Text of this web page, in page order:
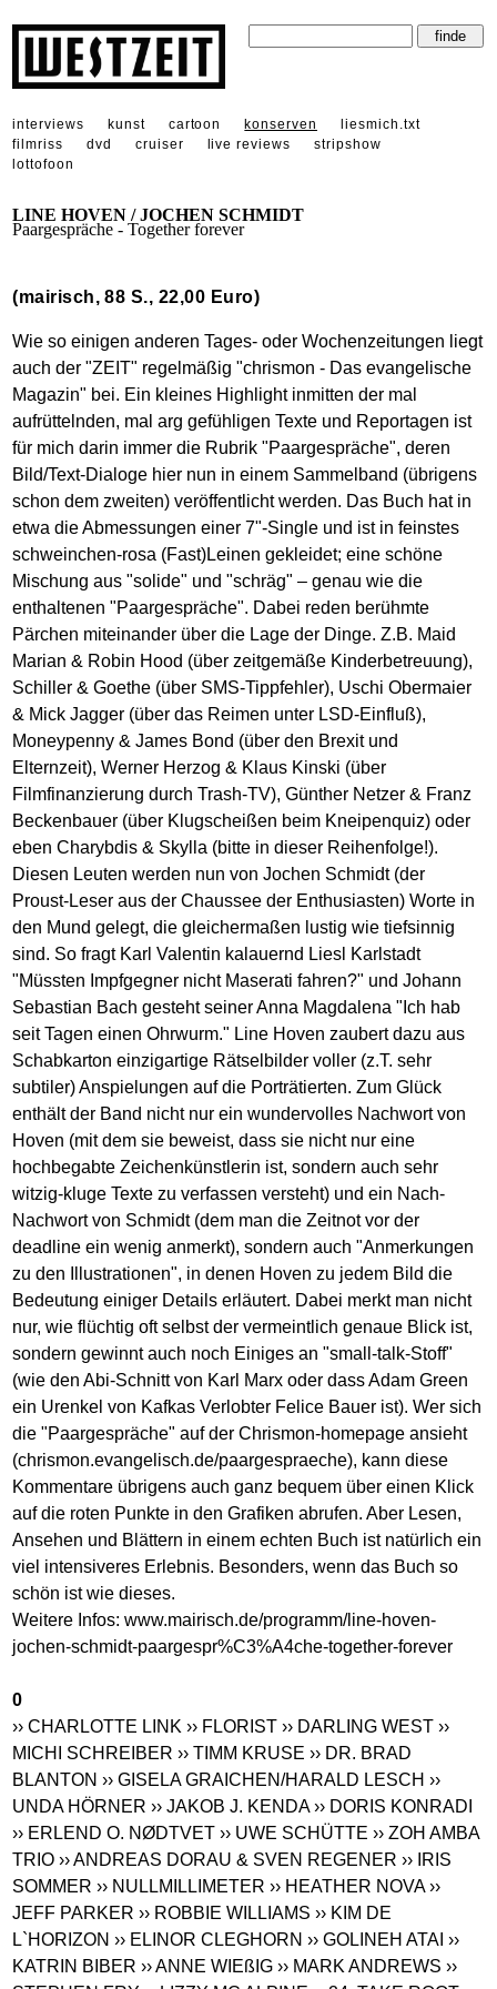
interviews kunst cartoon konserven
liesmich.txt
filmriss
dvd cruiser live reviews
stripshow
lottofoon
LINE HOVEN / JOCHEN SCHMIDT
Paargespräche - Together forever
(mairisch, 88 S., 22,00 Euro)
Wie so einigen anderen Tages- oder Wochenzeitungen liegt
auch der "ZEIT" regelmäßig "chrismon - Das evangelische
Magazin" bei. Ein kleines Highlight inmitten der mal
aufrüttelnden, mal arg gefühligen Texte und Reportagen ist
für mich darin immer die Rubrik "Paargespräche", deren
Bild/Text-Dialoge hier nun in einem Sammelband (übrigens
schon dem zweiten) veröffentlicht werden. Das Buch hat in
etwa die Abmessungen einer 7"-Single und ist in feinstes
schweinchen-rosa (Fast)Leinen gekleidet; eine schöne
Mischung aus "solide" und "schräg" – genau wie die
enthaltenen "Paargespräche". Dabei reden berühmte
Pärchen miteinander über die Lage der Dinge. Z.B. Maid
Marian & Robin Hood (über zeitgemäße Kinderbetreuung),
Schiller & Goethe (über SMS-Tippfehler), Uschi Obermaier
& Mick Jagger (über das Reimen unter LSD-Einfluß),
Moneypenny & James Bond (über den Brexit und
Elternzeit), Werner Herzog & Klaus Kinski (über
Filmfinanzierung durch Trash-TV), Günther Netzer & Franz
Beckenbauer (über Klugscheißen beim Kneipenquiz) oder
eben Charybdis & Skylla (bitte in dieser Reihenfolge!).
Diesen Leuten werden nun von Jochen Schmidt (der
Proust-Leser aus der Chaussee der Enthusiasten) Worte in
den Mund gelegt, die gleichermaßen lustig wie tiefsinnig
sind. So fragt Karl Valentin kalauernd Liesl Karlstadt
"Müssten Impfgegner nicht Maserati fahren?" und Johann
Sebastian Bach gesteht seiner Anna Magdalena "Ich hab
seit Tagen einen Ohrwurm." Line Hoven zaubert dazu aus
Schabkarton einzigartige Rätselbilder voller (z.T. sehr
subtiler) Anspielungen auf die Porträtierten. Zum Glück
enthält der Band nicht nur ein wundervolles Nachwort von
Hoven (mit dem sie beweist, dass sie nicht nur eine
hochbegabte Zeichenkünstlerin ist, sondern auch sehr
witzig-kluge Texte zu verfassen versteht) und ein Nach-
Nachwort von Schmidt (dem man die Zeitnot vor der
deadline ein wenig anmerkt), sondern auch "Anmerkungen
zu den Illustrationen", in denen Hoven zu jedem Bild die
Bedeutung einiger Details erläutert. Dabei merkt man nicht
nur, wie flüchtig oft selbst der vermeintlich genaue Blick ist,
sondern gewinnt auch noch Einiges an "small-talk-Stoff"
(wie den Abi-Schnitt von Karl Marx oder dass Adam Green
ein Urenkel von Kafkas Verlobter Felice Bauer ist). Wer sich
die "Paargespräche" auf der Chrismon-homepage ansieht
(chrismon.evangelisch.de/paargespraeche), kann diese
Kommentare übrigens auch ganz bequem über einen Klick
auf die roten Punkte in den Grafiken abrufen. Aber Lesen,
Ansehen und Blättern in einem echten Buch ist natürlich ein
viel intensiveres Erlebnis. Besonders, wenn das Buch so
schön ist wie dieses.
Weitere Infos:www.mairisch.de/programm/line-hoven-
jochen-schmidt-paargespr%C3%A4che-together-forever
0
›› CHARLOTTE LINK ›› FLORIST ›› DARLING WEST ››
MICHI SCHREIBER ›› TIMM KRUSE ›› DR. BRAD
BLANTON ›› GISELA GRAICHEN/HARALD LESCH ››
UNDA HÖRNER ›› JAKOB J. KENDA ›› DORIS KONRADI
›› ERLEND O. NØDTVET ›› UWE SCHÜTTE ›› ZOH AMBA
TRIO ›› ANDREAS DORAU & SVEN REGENER ›› IRIS
SOMMER ›› NULLMILLIMETER ›› HEATHER NOVA ››
JEFF PARKER›› ROBBIE WILLIAMS›› KIM DE
L`HORIZON ›› ELINOR CLEGHORN ›› GOLINEH ATAI ››
KATRIN BIBER ›› ANNE WIEßIG ›› MARK ANDREWS ››